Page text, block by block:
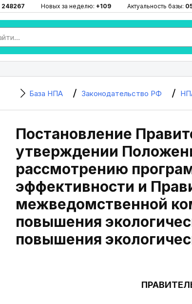
248267 Новых за неделю: +109 Актуальность базы:
База НПА Законодательство РФ
Постановление
утверждении
рассмотрению
эффективности и
межведомственной
повышения
повышения